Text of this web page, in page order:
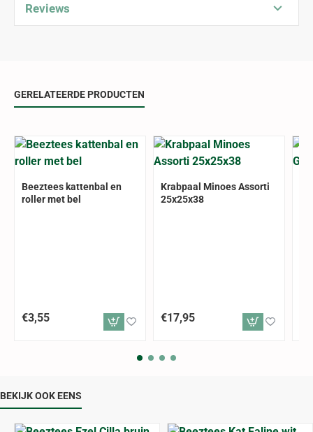
Reviews
GERELATEERDE PRODUCTEN
Beeztees kattenbal en
roller met bel
€3,55
Krabpaal Minoes Assorti
25x25x38
€17,95
BEKIJK OOK EENS